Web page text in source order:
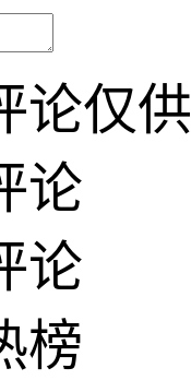
论仅
论
论
榜